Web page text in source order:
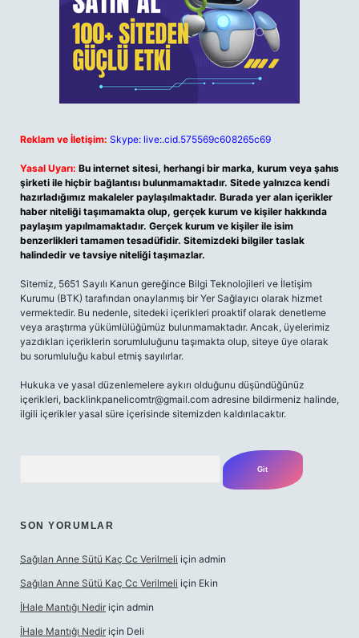
Reklam ve İletişim: Skype: live:.cid.575569c608265c69
Yasal Uyarı: Bu internet sitesi, herhangi bir marka, kurum veya şahıs
şirketi ile hiçbir bağlantısı bulunmamaktadır. Sitede yalnızca kendi
hazırladığımız makaleler paylaşılmaktadır. Burada yer alan içerikler
haber niteliği taşımamakta olup, gerçek kurum ve kişiler hakkında
paylaşım yapılmamaktadır. Gerçek kurum ve kişiler ile isim
benzerlikleri tamamen tesadüfidir. Sitemizdeki bilgiler taslak
halindedir ve tavsiye niteliği taşımazlar.
Sitemiz, 5651 Sayılı Kanun gereğince Bilgi Teknolojileri ve İletişim
Kurumu (BTK) tarafından onaylanmış bir Yer Sağlayıcı olarak hizmet
vermektedir. Bu nedenle, sitedeki içerikleri proaktif olarak denetleme
veya araştırma yükümlülüğümüz bulunmamaktadır. Ancak, üyelerimiz
yazdıkları içeriklerin sorumluluğunu taşımakta olup, siteye üye olarak
bu sorumluluğu kabul etmiş sayılırlar.
Hukuka ve yasal düzenlemelere aykırı olduğunu düşündüğünüz
içerikleri, backlinkpanelicomtr@gmail.com adresine bildirmeniz halinde,
ilgili içerikler yasal süre içerisinde sitemizden kaldırılacaktır.
SON YORUMLAR
Sağılan Anne Sütü Kaç Cc Verilmeli için admin
Sağılan Anne Sütü Kaç Cc Verilmeli için Ekin
İHale Mantığı Nedir için admin
İHale Mantığı Nedir için Deli